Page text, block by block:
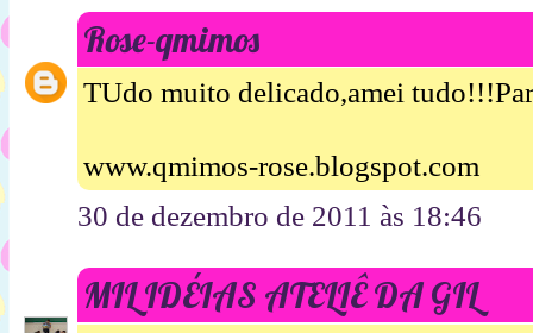
Rose-qmimos
TUdo muito delicado,amei
www.qmimos-rose.blogspot.com
30 de dezembro de 2011 às 18:46
MIL IDÉIAS ATELIÊ DA GIL